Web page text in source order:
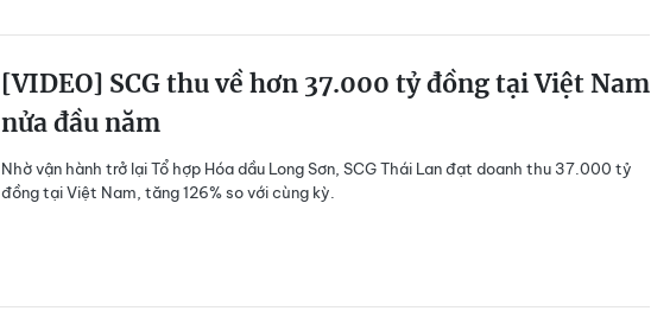
[VIDEO] SCG thu về hơn 37.000 tỷ đồng tại Việt Nam
nửa đầu năm
Nhờ vận hành trở lại Tổ hợp Hóa dầu Long Sơn, SCG Thái Lan đạt doanh thu 37.000 tỷ
đồng tại Việt Nam, tăng 126% so với cùng kỳ.